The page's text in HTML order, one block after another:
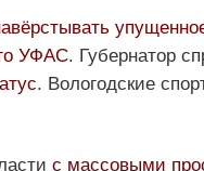
УФАС. Губернатор
. Вологодские
с массовыми